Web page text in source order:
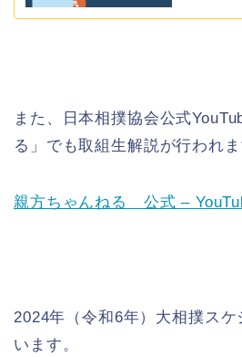
また、日本相撲協会公式
る」でも取組生解説が行われま
親方ちゃんねる 公式 –
2024年（令和6年）大相撲スケ
います。